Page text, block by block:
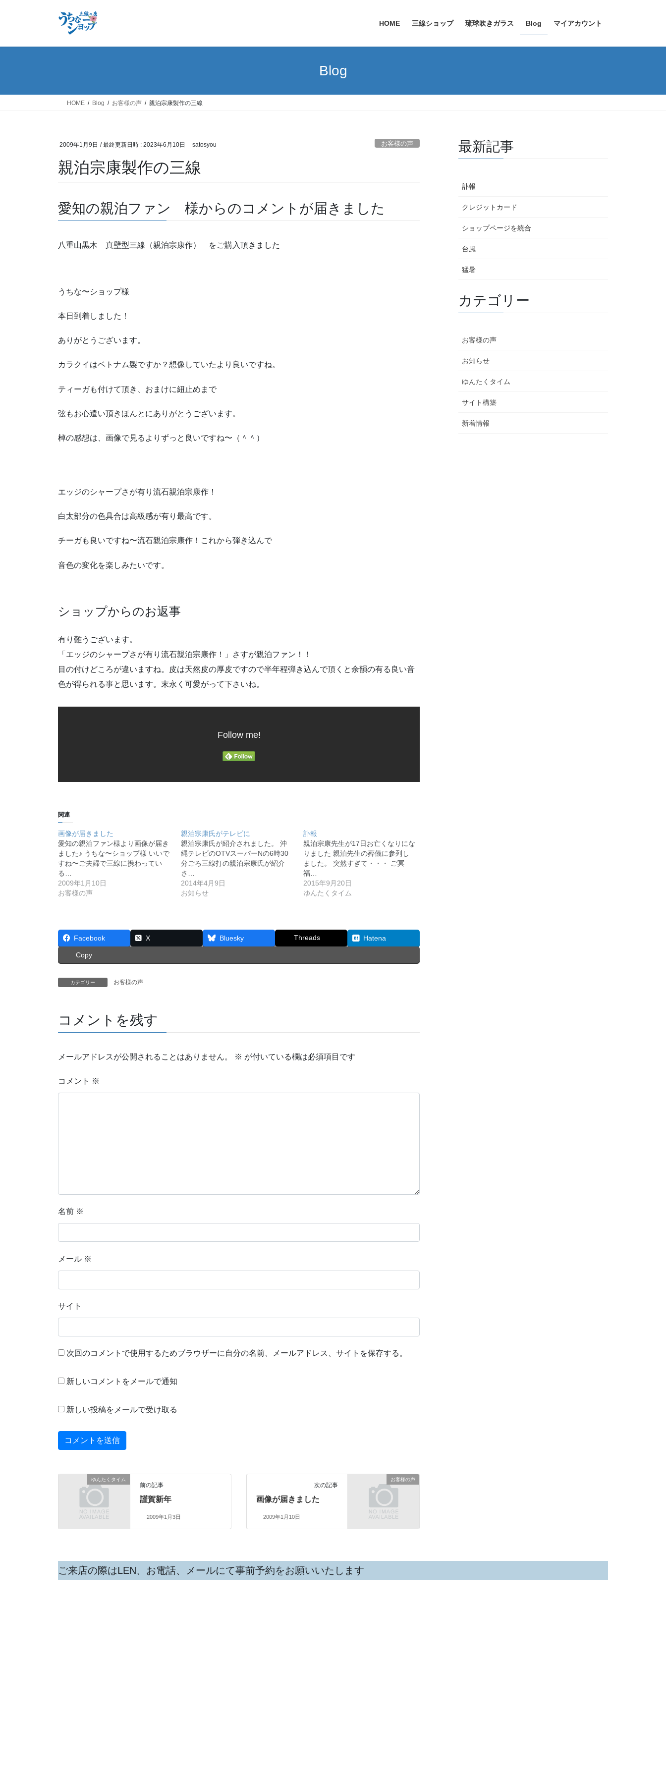
HOME 三線ショップ 琉球吹きガラス Blog マイアカウント
Blog
HOME Blog お客様の声 親泊宗康製作の三線
2009年1月9日 / 最終更新日時 : 2023年6月10日 satosyou お客様の声
親泊宗康製作の三線
愛知の親泊ファン 様からのコメントが届きました
八重山黒木 真壁型三線（親泊宗康作） をご購入頂きました
うちな〜ショップ様
本日到着しました！
ありがとうございます。
カラクイはベトナム製ですか？想像していたより良いですね。
ティーガも付けて頂き、おまけに紐止めまで
弦もお心遣い頂きほんとにありがとうございます。
棹の感想は、画像で見るよりずっと良いですね〜（＾＾）
エッジのシャープさが有り流石親泊宗康作！
白太部分の色具合は高級感が有り最高です。
チーガも良いですね〜流石親泊宗康作！これから弾き込んで
音色の変化を楽しみたいです。
ショップからのお返事
有り難うございます。
「エッジのシャープさが有り流石親泊宗康作！」さすが親泊ファン！！
目の付けどころが違いますね。皮は天然皮の厚皮ですので半年程弾き込んで頂くと余韻の有る良い音
色が得られる事と思います。末永く可愛がって下さいね。
Follow me!
関連
画像が届きました
愛知の親泊ファン様より画像が届き
ました♪ うちな〜ショップ様 いいで
すね〜ご夫婦で三線に携わってい
る…
2009年1月10日
お客様の声
親泊宗康氏がテレビに
親泊宗康氏が紹介されました。 沖
縄テレビのOTVスーパーNの6時30
分ごろ三線打の親泊宗康氏が紹介
さ…
2014年4月9日
お知らせ
訃報
親泊宗康先生が17日お亡くなりにな
りました 親泊先生の葬儀に参列し
ました。 突然すぎて・・・ ご冥
福…
2015年9月20日
ゆんたくタイム
Facebook X Bluesky Threads Hatena
Copy
カテゴリー お客様の声
コメントを残す
メールアドレスが公開されることはありません。 ※ が付いている欄は必須項目です
コメント ※
名前 ※
メール ※
サイト
次回のコメントで使用するためブラウザーに自分の名前、メールアドレス、サイトを保存する。
新しいコメントをメールで通知
新しい投稿をメールで受け取る
ゆんたくタイム
前の記事
謹賀新年
2009年1月3日
お客様の声
次の記事
画像が届きました
2009年1月10日
最新記事
訃報
クレジットカード
ショップページを統合
台風
猛暑
カテゴリー
お客様の声
お知らせ
ゆんたくタイム
サイト構築
新着情報
ご来店の際はLEN、お電話、メールにて事前予約をお願いいたします